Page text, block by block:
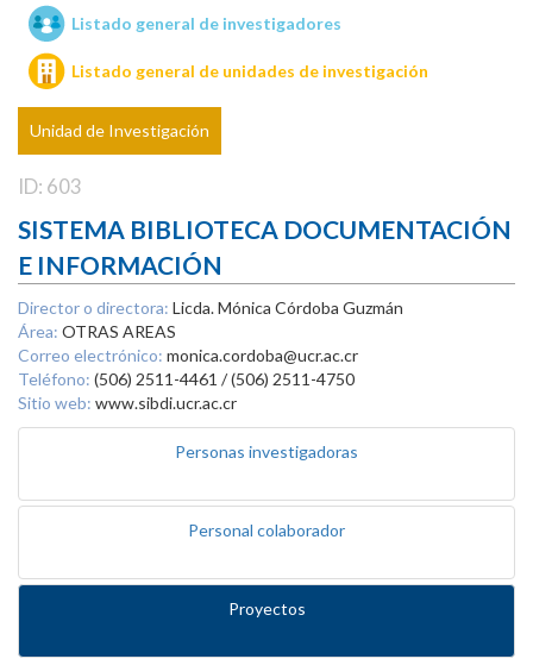
Unidades de investigación
Listado general de investigadores
Listado general de unidades de investigación
Unidad de Investigación
ID: 603
SISTEMA BIBLIOTECA DOCUMENTACIÓN
E INFORMACIÓN
Director o directora: Licda. Mónica Córdoba Guzmán
Área: OTRAS AREAS
Correo electrónico: monica.cordoba@ucr.ac.cr
Teléfono: (506) 2511-4461 / (506) 2511-4750
Sitio web: www.sibdi.ucr.ac.cr
Personas investigadoras
Personal colaborador
Proyectos